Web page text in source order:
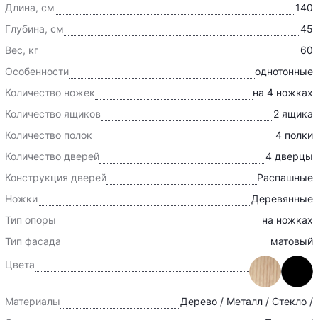
Длина, см
140
Глубина, см
45
Вес, кг
60
Особенности
однотонные
Количество ножек
на 4 ножках
Количество ящиков
2 ящика
Количество полок
4 полки
Количество дверей
4 дверцы
Конструкция дверей
Распашные
Ножки
Деревянные
Тип опоры
на ножках
Тип фасада
матовый
Цвета
Материалы
Дерево / Металл / Стекло /